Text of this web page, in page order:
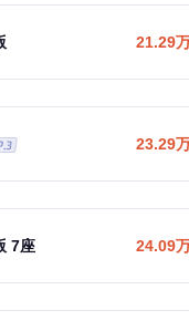
21.29
23.29
7座 24.09